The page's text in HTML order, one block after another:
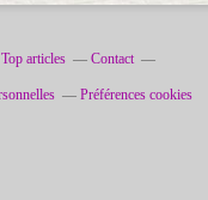
Top articles Contact
Préférences cookies